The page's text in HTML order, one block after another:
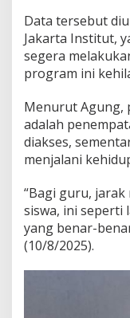
Data tersebut
Jakarta Institut,
segera
program ini
Menurut Agung,
adalah
diakses,
menjalani
“Bagi guru,
siswa, ini seperti
yang benar-
(10/8/2025).